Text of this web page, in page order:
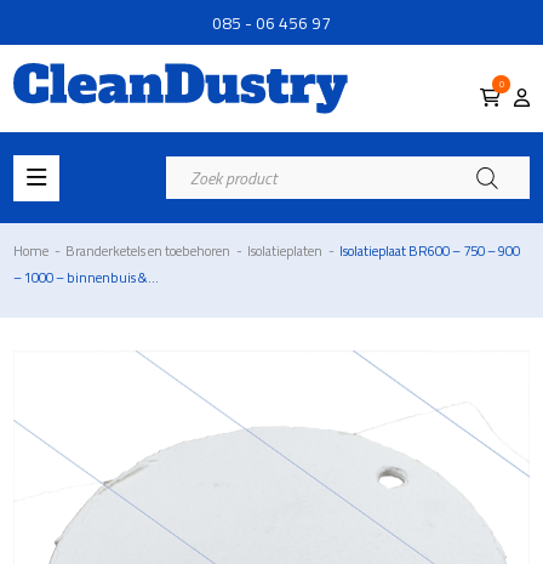
085 - 06 456 97
0
Producten
zoeken
Home - Branderketels en toebehoren - Isolatieplaten - Isolatieplaat BR600 – 750 – 900
– 1000 – binnenbuis &...